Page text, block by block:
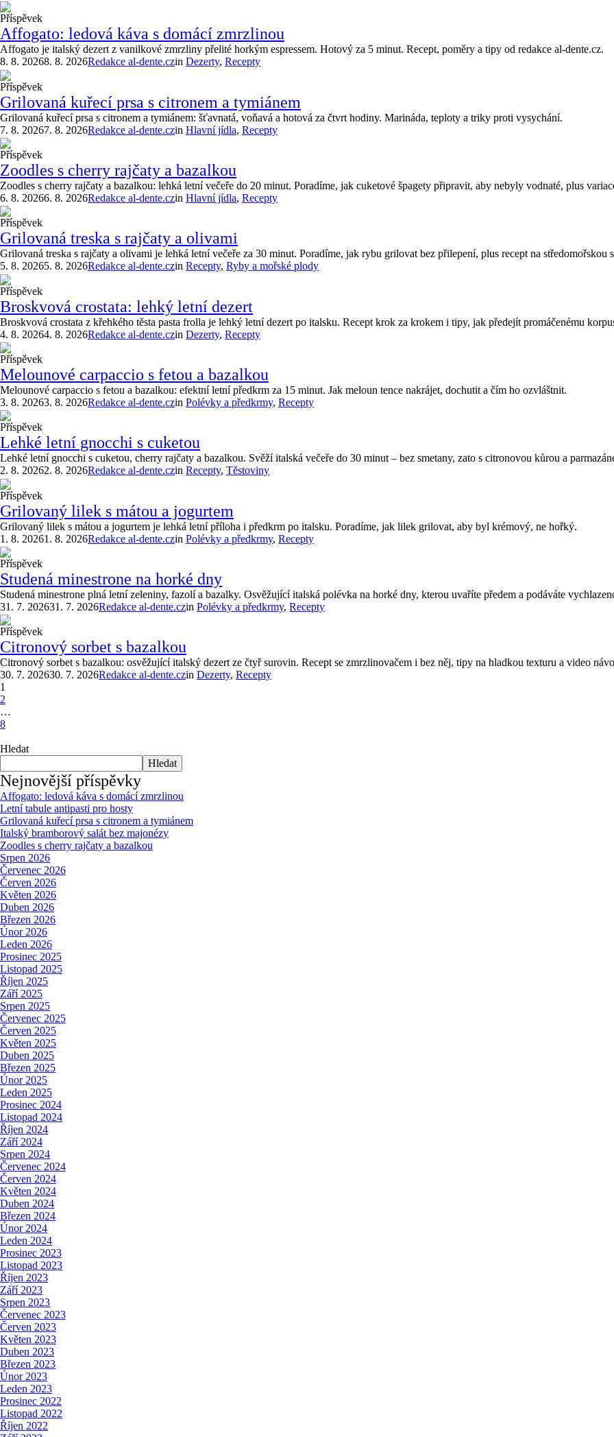
Příspěvek
Affogato: ledová káva s domácí zmrzlinou
Affogato je italský dezert z vanilkové zmrzliny přelité horkým espressem. Hotový za 5 minut. Recept, poměry a tipy od redakce al-dente.cz.
8. 8. 20268. 8. 2026Redakce al-dente.czin Dezerty, Recepty
Příspěvek
Grilovaná kuřecí prsa s citronem a tymiánem
Grilovaná kuřecí prsa s citronem a tymiánem: šťavnatá, voňavá a hotová za čtvrt hodiny. Marináda, teploty a triky proti vysychání.
7. 8. 20267. 8. 2026Redakce al-dente.czin Hlavní jídla, Recepty
Příspěvek
Zoodles s cherry rajčaty a bazalkou
Zoodles s cherry rajčaty a bazalkou: lehká letní večeře do 20 minut. Poradíme, jak cuketové špagety připravit, aby nebyly vodnaté, plus
6. 8. 20266. 8. 2026Redakce al-dente.czin Hlavní jídla, Recepty
Příspěvek
Grilovaná treska s rajčaty a olivami
Grilovaná treska s rajčaty a olivami je lehká letní večeře za 30 minut. Poradíme, jak rybu grilovat bez přilepení, plus recept na středomořskou
5. 8. 20265. 8. 2026Redakce al-dente.czin Recepty, Ryby a mořské plody
Příspěvek
Broskvová crostata: lehký letní dezert
Broskvová crostata z křehkého těsta pasta frolla je lehký letní dezert po italsku. Recept krok za krokem i tipy, jak předejít promáčenému
4. 8. 20264. 8. 2026Redakce al-dente.czin Dezerty, Recepty
Příspěvek
Melounové carpaccio s fetou a bazalkou
Melounové carpaccio s fetou a bazalkou: efektní letní předkrm za 15 minut. Jak meloun tence nakrájet, dochutit a čím ho ozvláštnit.
3. 8. 20263. 8. 2026Redakce al-dente.czin Polévky a předkrmy, Recepty
Příspěvek
Lehké letní gnocchi s cuketou
Lehké letní gnocchi s cuketou, cherry rajčaty a bazalkou. Svěží italská večeře do 30 minut – bez smetany, zato s citronovou kůrou a
2. 8. 20262. 8. 2026Redakce al-dente.czin Recepty, Těstoviny
Příspěvek
Grilovaný lilek s mátou a jogurtem
Grilovaný lilek s mátou a jogurtem je lehká letní příloha i předkrm po italsku. Poradíme, jak lilek grilovat, aby byl krémový, ne hořký.
1. 8. 20261. 8. 2026Redakce al-dente.czin Polévky a předkrmy, Recepty
Příspěvek
Studená minestrone na horké dny
Studená minestrone plná letní zeleniny, fazolí a bazalky. Osvěžující italská polévka na horké dny, kterou uvaříte předem a podáváte
31. 7. 202631. 7. 2026Redakce al-dente.czin Polévky a předkrmy, Recepty
Příspěvek
Citronový sorbet s bazalkou
Citronový sorbet s bazalkou: osvěžující italský dezert ze čtyř surovin. Recept se zmrzlinovačem i bez něj, tipy na hladkou texturu a video
30. 7. 202630. 7. 2026Redakce al-dente.czin Dezerty, Recepty
1
2
…
8
Hledat
Hledat
Nejnovější příspěvky
Affogato: ledová káva s domácí zmrzlinou
Letní tabule antipasti pro hosty
Grilovaná kuřecí prsa s citronem a tymiánem
Italský bramborový salát bez majonézy
Zoodles s cherry rajčaty a bazalkou
Srpen 2026
Červenec 2026
Červen 2026
Květen 2026
Duben 2026
Březen 2026
Únor 2026
Leden 2026
Prosinec 2025
Listopad 2025
Říjen 2025
Září 2025
Srpen 2025
Červenec 2025
Červen 2025
Květen 2025
Duben 2025
Březen 2025
Únor 2025
Leden 2025
Prosinec 2024
Listopad 2024
Říjen 2024
Září 2024
Srpen 2024
Červenec 2024
Červen 2024
Květen 2024
Duben 2024
Březen 2024
Únor 2024
Leden 2024
Prosinec 2023
Listopad 2023
Říjen 2023
Září 2023
Srpen 2023
Červenec 2023
Červen 2023
Květen 2023
Duben 2023
Březen 2023
Únor 2023
Leden 2023
Prosinec 2022
Listopad 2022
Říjen 2022